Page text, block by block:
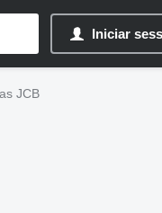
Iniciar
JCB